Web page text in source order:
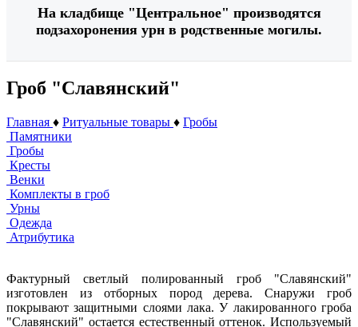
На кладбище "Центральное" производятся
подзахоронения урн в родственные могилы.
Гроб "Славянский"
Главная ♦ Ритуальные товары ♦ Гробы
Памятники
Гробы
Кресты
Венки
Комплекты в гроб
Урны
Одежда
Атрибутика
Фактурный светлый полированный гроб "Славянский"
изготовлен из отборных пород дерева. Снаружи гроб
покрывают защитными слоями лака. У лакированного гроба
"Славянский" остается естественный оттенок. Используемый